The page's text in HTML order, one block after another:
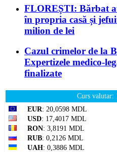
FLOREȘTI: Bărbat
în propria casă și
milion de lei
Cazul crimelor de la
Expertizele medico-
finalizate
Curs valutar:
EUR: 20,0598 MDL
USD: 17,4017 MDL
RON: 3,8191 MDL
RUB: 0,2126 MDL
UAH: 0,3886 MDL